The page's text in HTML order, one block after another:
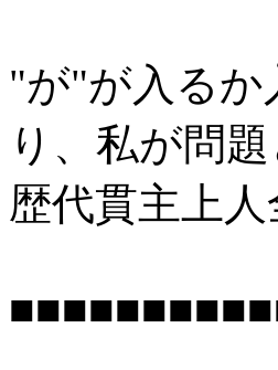
"が"が入るか
り、私が問
歴代貫主上